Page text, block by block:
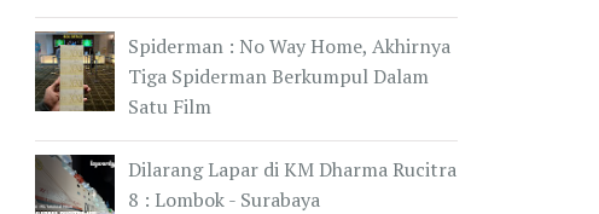
Spiderman : No Way Home, Akhirnya
Tiga Spiderman Berkumpul Dalam
Satu Film
Dilarang Lapar di KM Dharma Rucitra
8 : Lombok - Surabaya